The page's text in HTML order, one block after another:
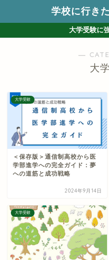
学校に行き
大学受験に
―
大
大学受験
＜保存版＞通信制高校から医
学部進学への完全ガイド：夢
への道筋と成功戦略
2024年9月14日
大学受験